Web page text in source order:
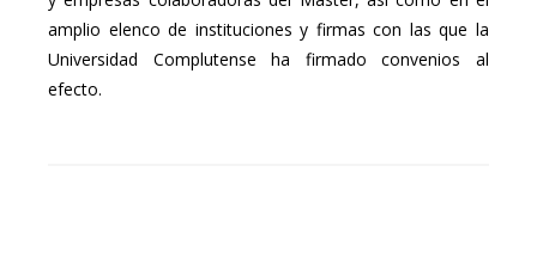
amplio elenco de instituciones y firmas con las que la
Universidad Complutense ha firmado convenios al
efecto.